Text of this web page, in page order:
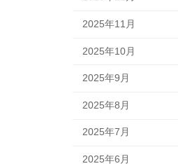
2025年11月
2025年10月
2025年9月
2025年8月
2025年7月
2025年6月